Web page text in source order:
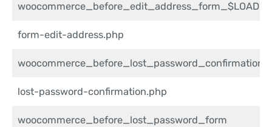
form-edit-address.php
lost-password-confirmation.php
woocommerce_before_lost_password_form